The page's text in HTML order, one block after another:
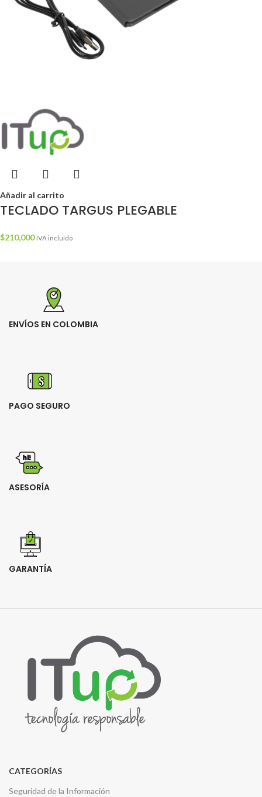
Añadir al carrito
TECLADO TARGUS PLEGABLE
$210,000 IVA incluído
ENVÍOS EN COLOMBIA
PAGO SEGURO
ASESORÍA
GARANTÍA
CATEGORÍAS
Seguridad de la Información